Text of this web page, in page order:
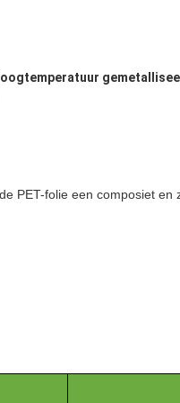
PET-folie een composiet en